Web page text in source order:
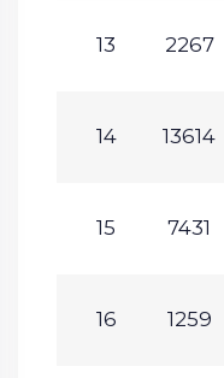
13 2267
14 13614
15 7431
16 1259